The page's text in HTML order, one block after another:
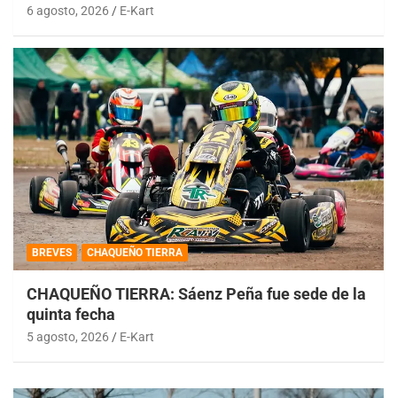
6 agosto, 2026 E-Kart
BREVES CHAQUEÑO TIERRA
CHAQUEÑO TIERRA: Sáenz Peña fue sede de la
quinta fecha
5 agosto, 2026 E-Kart